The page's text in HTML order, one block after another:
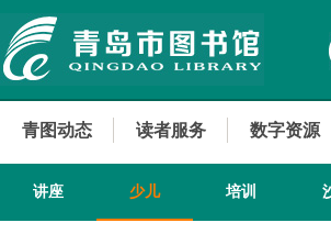
青图动态 读者服务 数字资源
讲座 少儿 培训